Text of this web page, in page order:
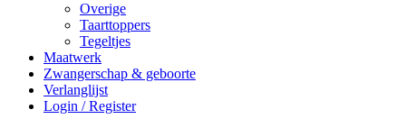
Overige
Taarttoppers
Tegeltjes
Maatwerk
Zwangerschap & geboorte
Verlanglijst
Login / Register